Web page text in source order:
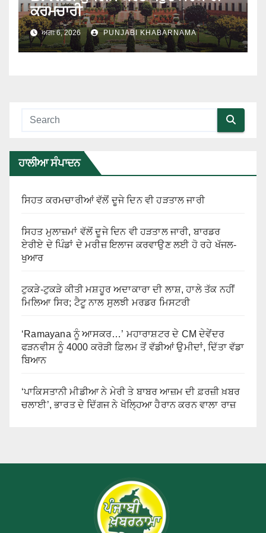
ਕਰਮਚਾਰੀ
ਅਗਃ 6, 2026 PUNJABI KHABARNAMA
ਹਾਲੀਆ ਸੰਪਾਦਨ
ਸਿਹਤ ਕਰਮਚਾਰੀਆਂ ਵੱਲੋਂ ਦੂਜੇ ਦਿਨ ਵੀ ਹੜਤਾਲ ਜਾਰੀ
ਸਿਹਤ ਮੁਲਾਜ਼ਮਾਂ ਵੱਲੋਂ ਦੂਜੇ ਦਿਨ ਵੀ ਹੜਤਾਲ ਜਾਰੀ, ਬਾਰਡਰ
ਏਰੀਏ ਦੇ ਪਿੰਡਾਂ ਦੇ ਮਰੀਜ਼ ਇਲਾਜ ਕਰਵਾਉਣ ਲਈ ਹੋ ਰਹੇ ਖੱਜਲ-
ਖੁਆਰ
ਟੁਕੜੇ-ਟੁਕੜੇ ਕੀਤੀ ਮਸ਼ਹੂਰ ਅਦਾਕਾਰਾ ਦੀ ਲਾਸ਼, ਹਾਲੇ ਤੱਕ ਨਹੀਂ
ਮਿਲਿਆ ਸਿਰ; ਟੈਟੂ ਨਾਲ ਸੁਲਝੀ ਮਰਡਰ ਮਿਸਟਰੀ
‘Ramayana ਨੂੰ ਆਸਕਰ…’ ਮਹਾਰਾਸ਼ਟਰ ਦੇ CM ਦੇਵੇਂਦਰ
ਫੜਨਵੀਸ ਨੂੰ 4000 ਕਰੋੜੀ ਫ਼ਿਲਮ ਤੋਂ ਵੱਡੀਆਂ ਉਮੀਦਾਂ, ਦਿੱਤਾ ਵੱਡਾ
ਬਿਆਨ
‘ਪਾਕਿਸਤਾਨੀ ਮੀਡੀਆ ਨੇ ਮੇਰੀ ਤੇ ਬਾਬਰ ਆਜ਼ਮ ਦੀ ਫ਼ਰਜ਼ੀ ਖ਼ਬਰ
ਚਲਾਈ’, ਭਾਰਤ ਦੇ ਦਿੱਗਜ ਨੇ ਖੋਲ੍ਹਿਆ ਹੈਰਾਨ ਕਰਨ ਵਾਲਾ ਰਾਜ਼